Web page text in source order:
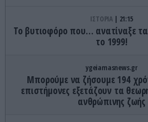
ΙΣΤΟΡΙΑ 21:15
Το βυτιοφόρο που… ανατίναξε
το 1999!
ygeiamasnews.gr
Μπορούμε να ζήσουμε 194
επιστήμονες εξετάζουν τα
ανθρώπινης ζωής